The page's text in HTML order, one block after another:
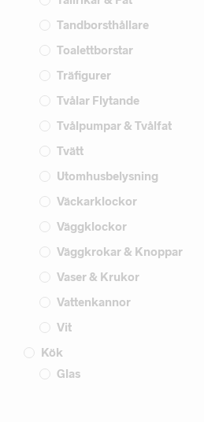
Tandborsthållare
Toalettborstar
Träfigurer
Tvålar Flytande
Tvålpumpar & Tvålfat
Tvätt
Utomhusbelysning
Väckarklockor
Väggklockor
Väggkrokar & Knoppar
Vaser & Krukor
Vattenkannor
Vit
Kök
Glas